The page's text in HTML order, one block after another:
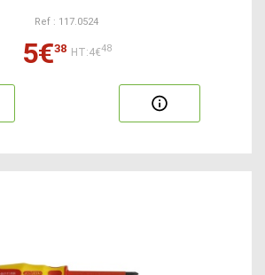
Ref : 117.0524
5€38 HT:4€48